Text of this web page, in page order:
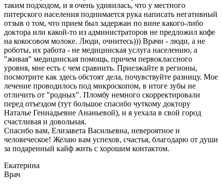
таким подходом, и я очень удивилась, что у местного
питерского населения поднимается рука написать негативный
отзыв о том, что прием был задержан по вине какого-либо
доктора или какой-то из администраторов не предложил кофе
на кокосовом молоке. Люди, очнитесь))) Врачи - люди, а не
роботы, их работа - не медицинская услуга населению, а
"живая" медицинская помощь, причем первоклассного
уровня, мне есть с чем сравнить. Приезжайте в регионы,
посмотрите как здесь обстоят дела, почувствуйте разницу. Мое
лечение проводилось под микроскопом, в итоге зубы не
отличить от "родных". Пломбу немного скорректировали
перед отъездом (тут большое спасибо чуткому доктору
Наталье Геннадьевне Ананьевой), и я уехала в свой город
счастливая и довольная.
Спасибо вам, Елизавета Васильевна, невероятное и
человеческое! Желаю вам успехов, счастья, благодарю от души
за подаренный кайф жить с хорошим контактом.
Екатерина
Врач